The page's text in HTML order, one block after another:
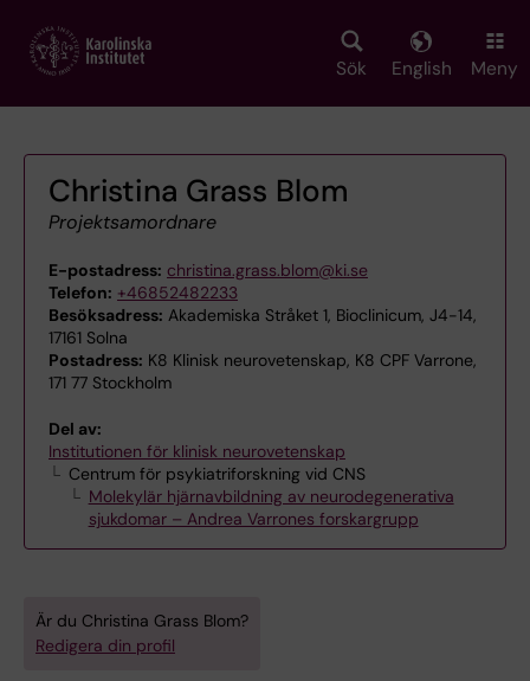
main
Sök English Meny
Christina Grass Blom
Projektsamordnare
E-postadress: christina.grass.blom@ki.se
Telefon: +46852482233
Besöksadress: Akademiska Stråket 1, Bioclinicum, J4-14,
17161 Solna
Postadress: K8 Klinisk neurovetenskap, K8 CPF Varrone,
171 77 Stockholm
Del av:
Institutionen för klinisk neurovetenskap
Centrum för psykiatriforskning vid CNS
Molekylär hjärnavbildning av neurodegenerativa
sjukdomar – Andrea Varrones forskargrupp
Är du Christina Grass Blom?
Redigera din profil